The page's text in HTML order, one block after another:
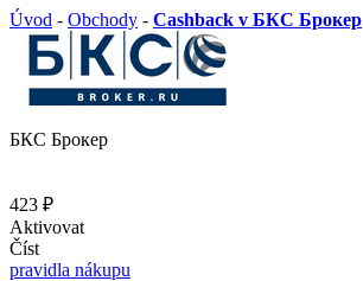
Úvod - Obchody - Cashback v БКС Брокер
БКС Брокер
423 ₽
Aktivovat
Číst
pravidla nákupu